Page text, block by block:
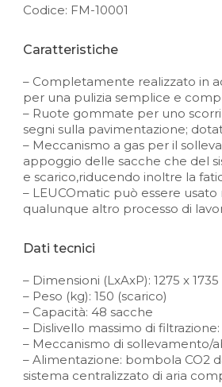
Codice: FM-10001
Caratteristiche
– Completamente realizzato in
per una pulizia semplice e
– Ruote gommate per uno
segni sulla pavimentazione;
– Meccanismo a gas per il
appoggio delle sacche che del
e scarico,riducendo inoltre la
– LEUCOmatic può essere
qualunque altro processo di
Dati tecnici
– Dimensioni (LxAxP): 1275 x
– Peso (kg): 150 (scarico)
– Capacità: 48 sacche
– Dislivello massimo di filtrazione:
– Meccanismo di sollevamento/
– Alimentazione: bombola CO2
sistema centralizzato di aria